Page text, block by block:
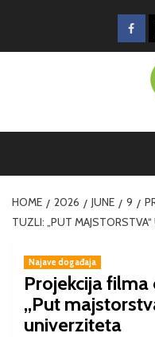
HOME 2026 JUNE 9
TUZLI: „PUT
Najave događaja
Projekcija filma
„Put
univerziteta